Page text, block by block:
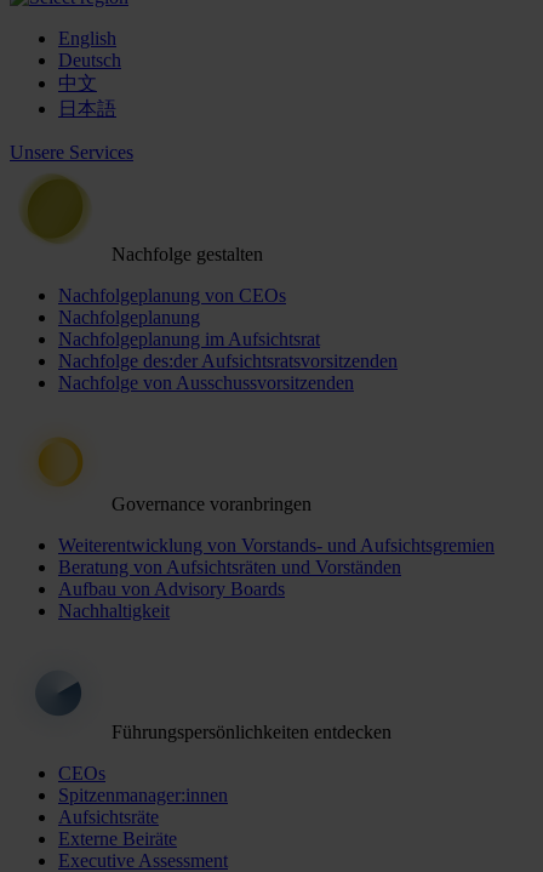
English
Deutsch
中文
日本語
Unsere Services
Nachfolge gestalten
Nachfolgeplanung von CEOs
Nachfolgeplanung
Nachfolgeplanung im Aufsichtsrat
Nachfolge des:der Aufsichtsratsvorsitzenden
Nachfolge von Ausschussvorsitzenden
Governance voranbringen
Weiterentwicklung von Vorstands- und Aufsichtsgremien
Beratung von Aufsichtsräten und Vorständen
Aufbau von Advisory Boards
Nachhaltigkeit
Führungspersönlichkeiten entdecken
CEOs
Spitzenmanager:innen
Aufsichtsräte
Externe Beiräte
Executive Assessment